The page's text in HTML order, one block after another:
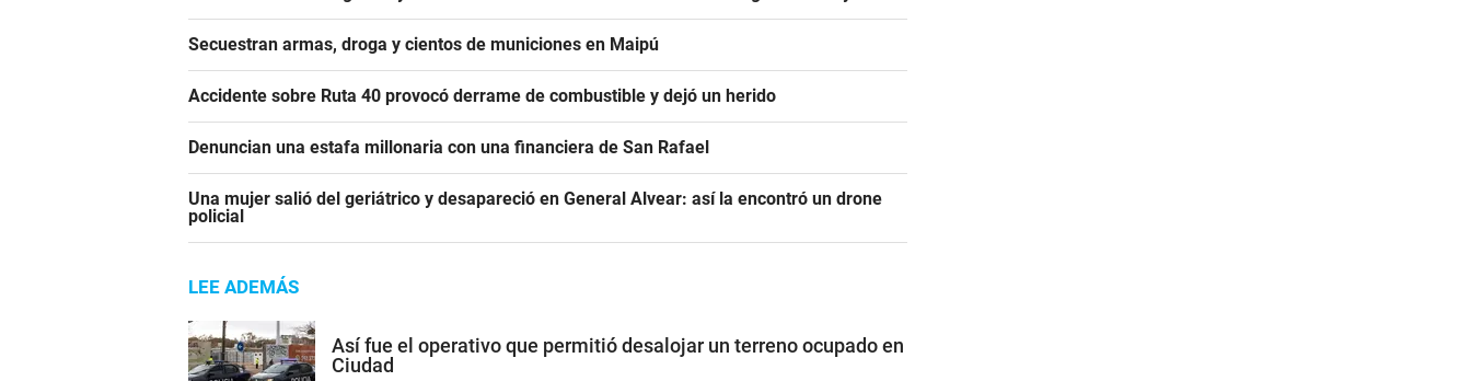
Secuestran armas, droga y cientos de municiones en Maipú
Accidente sobre Ruta 40 provocó derrame de combustible y dejó un herido
Denuncian una estafa millonaria con una financiera de San Rafael
Una mujer salió del geriátrico y desapareció en General Alvear: así la encontró un drone
policial
LEE ADEMÁS
Así fue el operativo que permitió desalojar un terreno ocupado en
Ciudad